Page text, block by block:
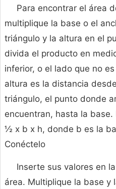
Para encontrar el área
multiplique la base o el
triángulo y la altura en el
divida el producto en
inferior, o el lado que no
altura es la distancia
triángulo, el punto donde
encuentran, hasta la
½ x b x h, donde b es la
Conéctelo
Inserte sus valores en
área. Multiplique la base y